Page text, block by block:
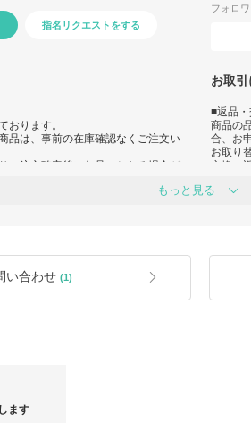
指名リクエストをする
フォロ
お取
おります。
品は、事前の在庫確認なくご注文い
、注文確定後に欠品のとなる場合が
ております。
される場合がございます。
ファスナー形状等が実際の商品画像
■返品
商品の
合、お
お取り
交換・
これを
ます。
以下の
もっと見る
い合わせ (1)
ます